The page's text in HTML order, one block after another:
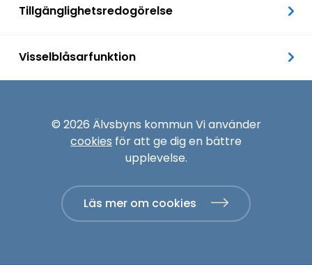
Tillgänglighetsredogörelse
Visselblåsarfunktion
© 2026 Älvsbyns kommun Vi använder
cookies för att ge dig en bättre
upplevelse.
Läs mer om cookies